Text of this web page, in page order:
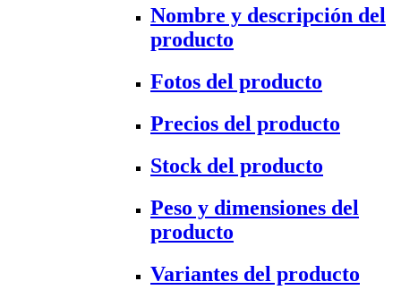
Nombre y descripción del
producto
Fotos del producto
Precios del producto
Stock del producto
Peso y dimensiones del
producto
Variantes del producto